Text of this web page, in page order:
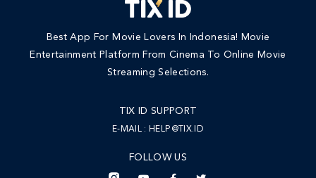
Best App For Movie Lovers In Indonesia! Movie
Entertainment Platform From Cinema To Online Movie
Streaming Selections.
TIX ID SUPPORT
E-MAIL : HELP@TIX.ID
FOLLOW US